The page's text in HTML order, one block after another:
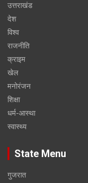
उत्तराखंड
देश
विश्व
राजनीति
क्राइम
खेल
मनोरंजन
शिक्षा
धर्म-आस्था
स्वास्थ्य
State Menu
गुजरात